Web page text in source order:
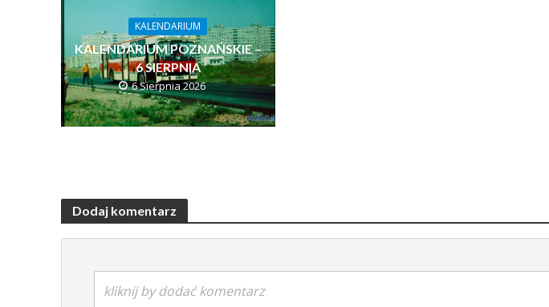
KALENDARIUM
KALENDARIUM POZNAŃSKIE –
6 SIERPNIA
6 Sierpnia 2026
Dodaj komentarz
kliknij by dodać komentarz